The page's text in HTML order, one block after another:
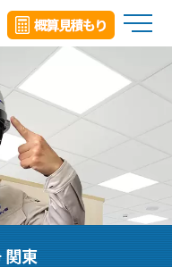
メ
関東